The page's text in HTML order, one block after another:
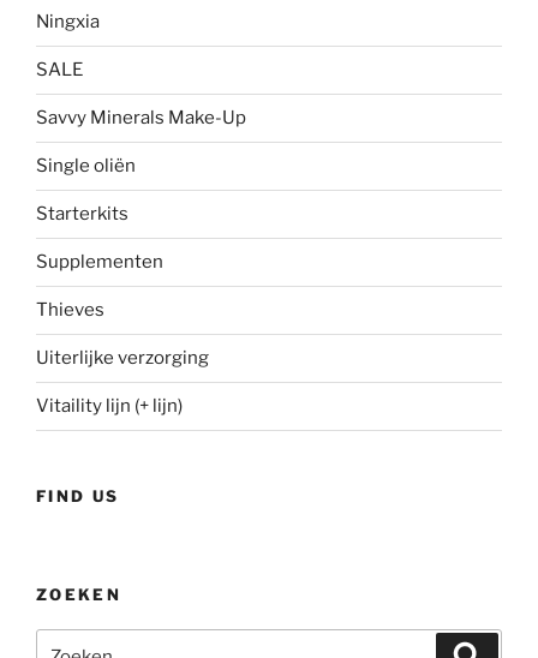
Ningxia
SALE
Savvy Minerals Make-Up
Single oliën
Starterkits
Supplementen
Thieves
Uiterlijke verzorging
Vitaility lijn (+ lijn)
FIND US
ZOEKEN